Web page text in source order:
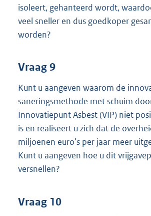
isoleert, gehanteerd wordt,
veel sneller en dus goedkoper
worden?
Vraag 9
Kunt u aangeven waarom de
saneringsmethode met schuim
Innovatiepunt Asbest (VIP) niet
is en realiseert u zich dat de
miljoenen euro’s per jaar meer
Kunt u aangeven hoe u dit
versnellen?
Vraag 10